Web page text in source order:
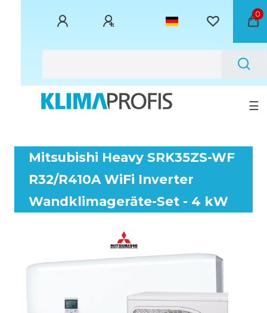
0
☰
Mitsubishi Heavy SRK35ZS-WF
R32/R410A WiFi Inverter
Wandklimageräte-Set - 4 kW